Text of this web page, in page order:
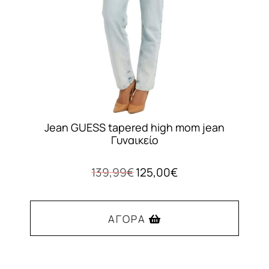
Jean GUESS tapered high mom jean
Γυναικείο
139,99€Original
was:
139,99€.
125,00€Η
τιμή
ΑΓΟΡΆ